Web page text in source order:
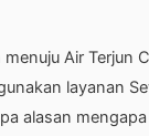
Air Terjun
layanan
alasan